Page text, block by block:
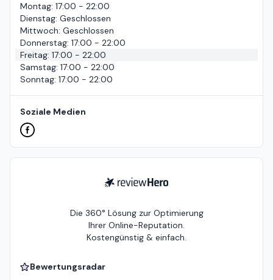
Montag: 17:00 - 22:00
Dienstag: Geschlossen
Mittwoch: Geschlossen
Donnerstag: 17:00 - 22:00
Freitag: 17:00 - 22:00
Samstag: 17:00 - 22:00
Sonntag: 17:00 - 22:00
Soziale Medien
ReviewHero
Die 360° Lösung zur Optimierung
Ihrer Online-Reputation.
Kostengünstig & einfach.
Bewertungsradar